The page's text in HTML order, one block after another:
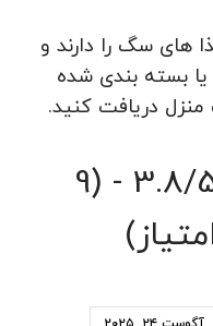
های سگ را دارند و
بسته بندی شده
3.8/5 - (9